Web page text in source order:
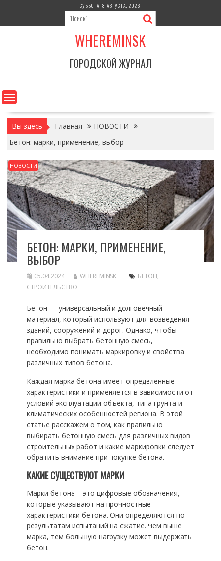
содержимому
СУББОТА, 8 АВГУСТА, 2026
WHEREMINSK
ГОРОДСКОЙ ЖУРНАЛ
Вы здесь Главная
НОВОСТИ
Бетон: марки, применение, выбор
НОВОСТИ
БЕТОН: МАРКИ, ПРИМЕНЕНИЕ,
ВЫБОР
05.04.2024 WHEREMINSK БЕТОН,
СТРОИТЕЛЬСТВО
Бетон — универсальный и долговечный
материал, который используют для возведения
зданий, сооружений и дорог. Однако, чтобы
правильно выбрать бетонную смесь,
необходимо понимать маркировку и свойства
различных типов бетона.
Каждая марка бетона имеет определенные
характеристики и применяется в зависимости от
условий эксплуатации объекта, типа грунта и
климатических особенностей региона. В этой
статье расскажем о том, как правильно
выбирать бетонную смесь для различных видов
строительных работ и какие маркировки следует
обратить внимание при покупке бетона.
КАКИЕ СУЩЕСТВУЮТ МАРКИ
Марки бетона – это цифровые обозначения,
которые указывают на прочностные
характеристики бетона. Они определяются по
результатам испытаний на сжатие. Чем выше
марка, тем большую нагрузку может выдержать
бетон.